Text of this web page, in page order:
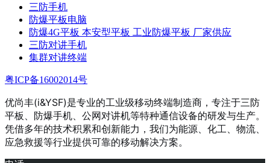
三防手机
防爆平板电脑
防爆4G平板 本安型平板 工业防爆平板 厂家供应
三防对讲手机
集群对讲终端
粤ICP备16002014号
优尚丰(i&YSF)是专业的工业级移动终端制造商，专注于三防
平板、防爆手机、公网对讲机等特种通信设备的研发与生产。
凭借多年的技术积累和创新能力，我们为能源、化工、物流、
应急救援等行业提供可靠的移动解决方案。